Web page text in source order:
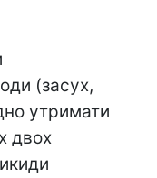
(засух,
утримати
двох